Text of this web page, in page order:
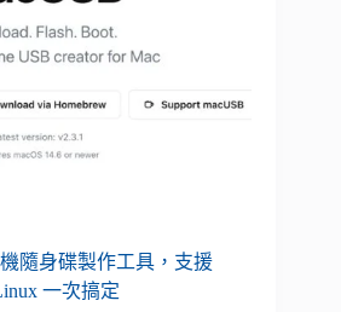
隨身碟製作工具，支援
一次搞定